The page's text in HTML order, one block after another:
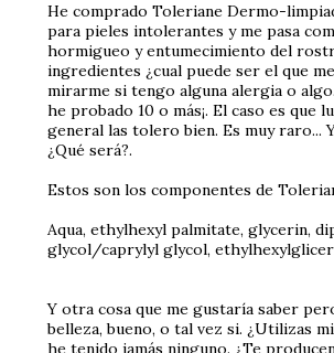
He comprado Toleriane Dermo-
para pieles intolerantes y me pasa
hormigueo y entumecimiento del
ingredientes ¿cual puede ser el que
mirarme si tengo alguna alergia o
he probado 10 o más¡. El caso es
general las tolero bien. Es muy raro...
¿Qué será?.
Estos son los componentes de
Aqua, ethylhexyl palmitate, glycerin,
glycol/caprylyl glycol,
Y otra cosa que me gustaría saber
belleza, bueno, o tal vez si. ¿Utilizas
he tenido jamás ninguno. ¿Te